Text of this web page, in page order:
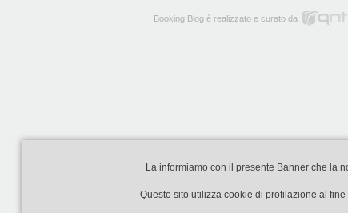
Booking Blog è realizzato e curato da
La informiamo con il presente Banner che la
Questo sito utilizza cookie di profilazione al